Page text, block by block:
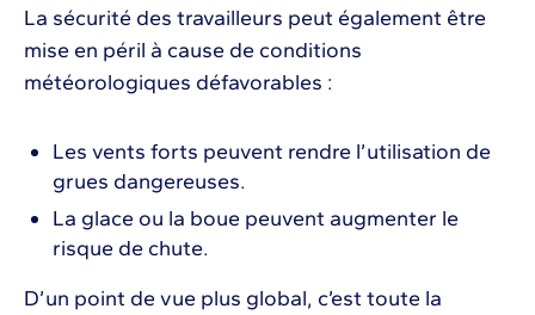
La sécurité des travailleurs peut également être
mise en péril à cause de conditions
météorologiques défavorables :
Les vents forts peuvent rendre l’utilisation de
grues dangereuses.
La glace ou la boue peuvent augmenter le
risque de chute.
D’un point de vue plus global, c’est toute la